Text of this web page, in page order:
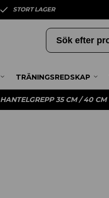
STORT LAGER
TRÄNINGSREDSKAP
HANTELGREPP 35 CM / 40 CM